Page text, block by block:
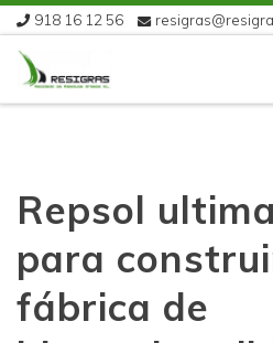
Skip to content
918 16 12 56
Repsol
para
fábrica de